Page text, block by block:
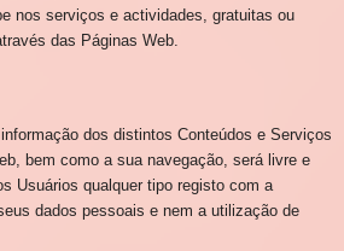
nos serviços e actividades, gratuitas ou
das Páginas Web.
dos distintos Conteúdos e Serviços
bem como a sua navegação, será livre e
Usuários qualquer tipo registo com a
dados pessoais e nem a utilização de